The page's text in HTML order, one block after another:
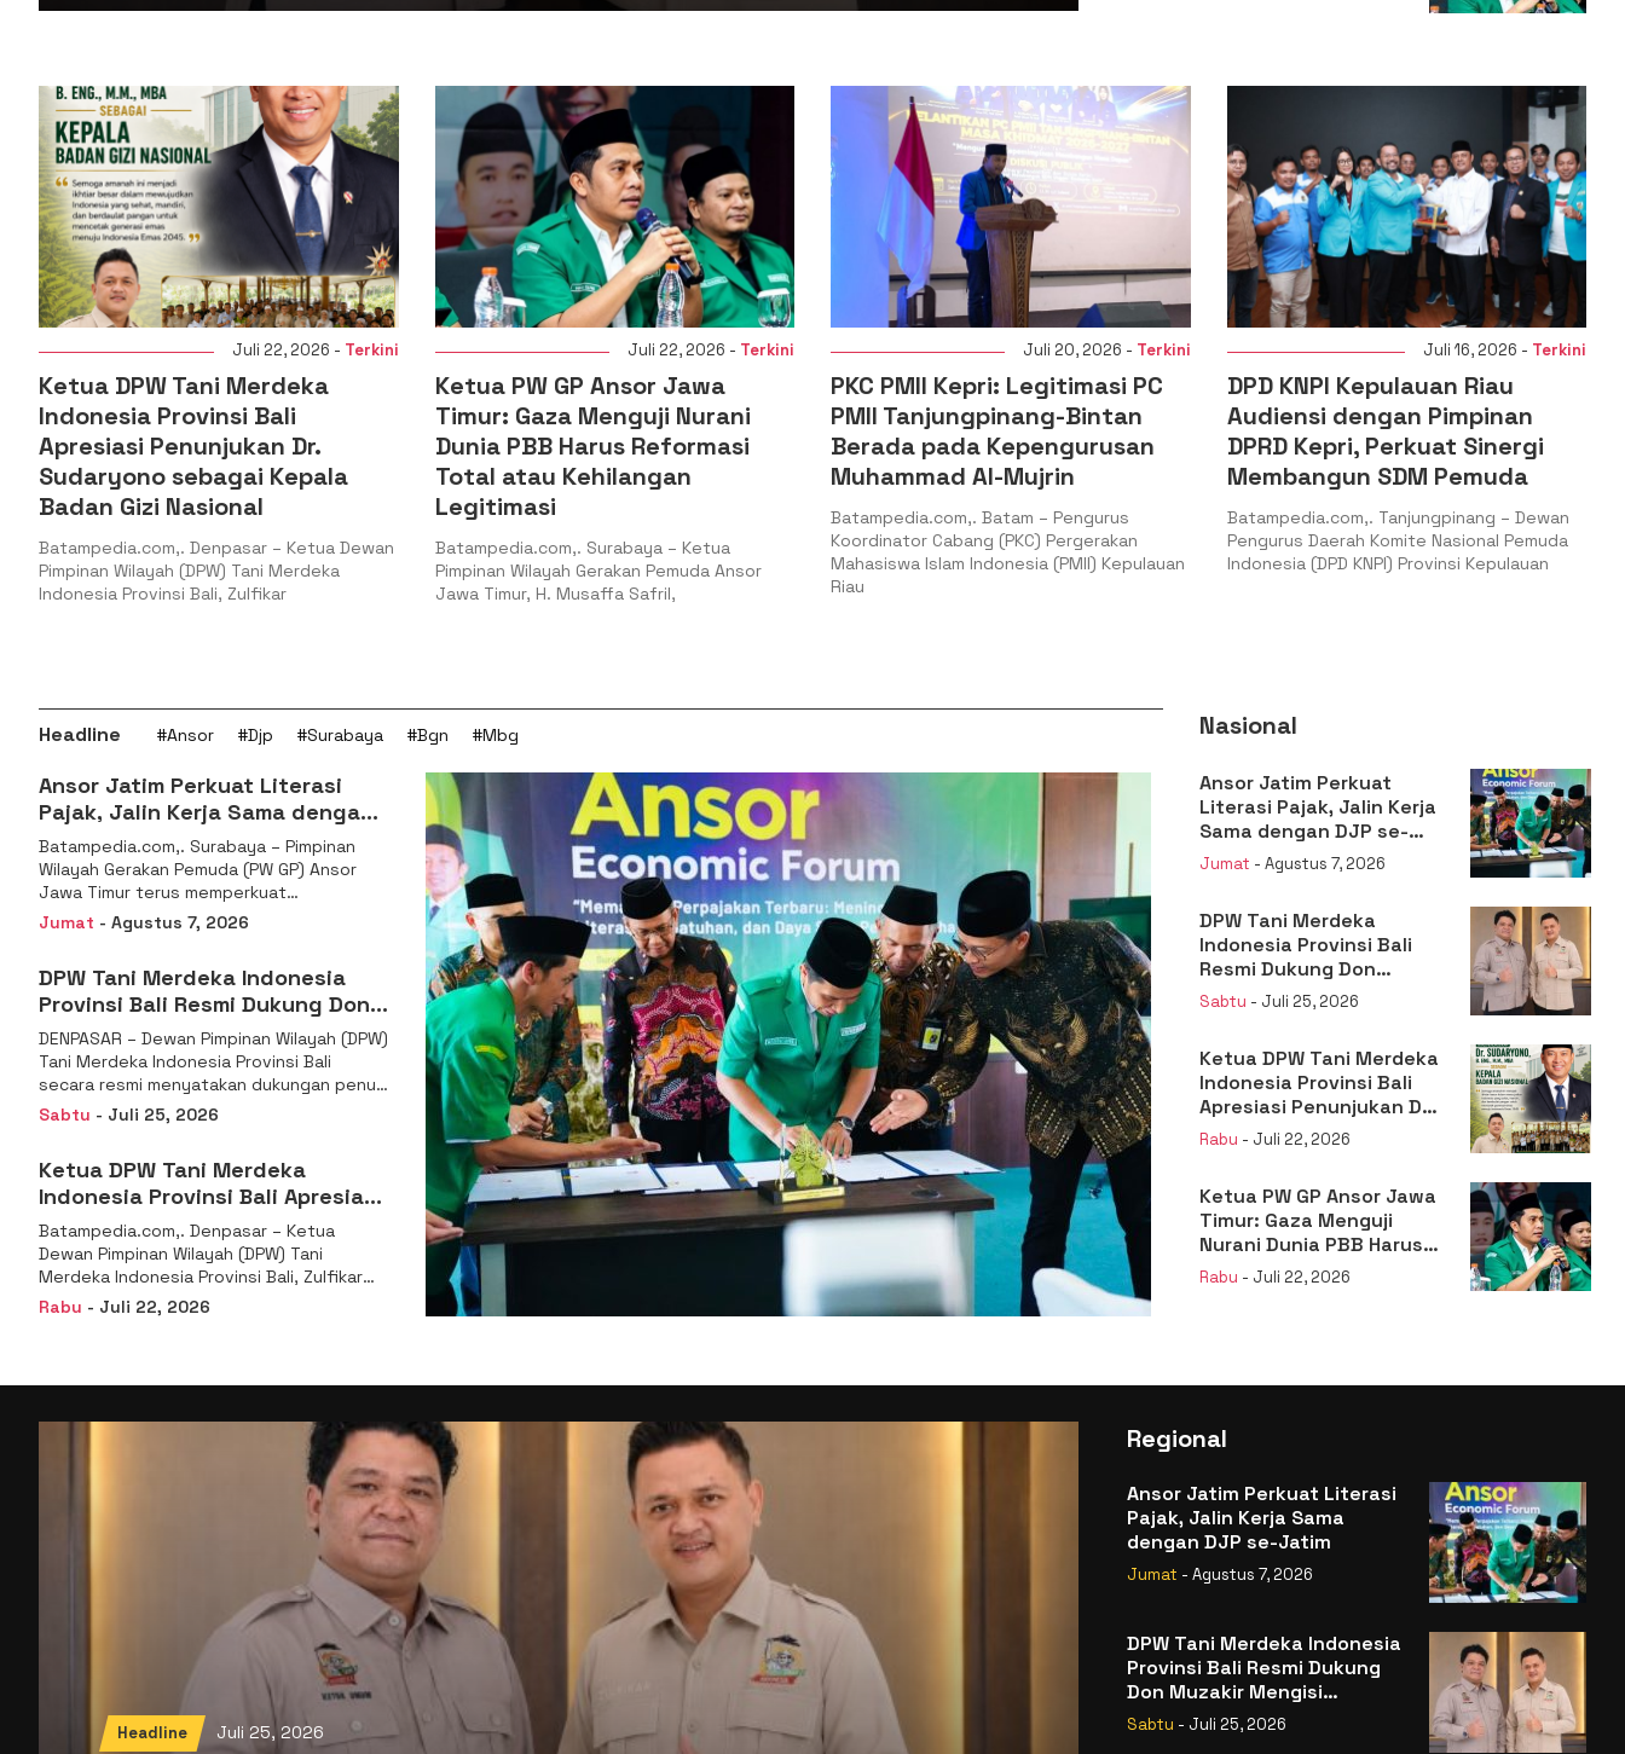
2026 -Terkini
Dr.
– Ketua Dewan
Merdeka
Juli 22, 2026 -Terkini
Ketua PW GP Ansor Jawa
Timur: Gaza Menguji Nurani
Dunia PBB Harus Reformasi
Total atau Kehilangan
Legitimasi
Batampedia.com,. Surabaya – Ketua
Pimpinan Wilayah Gerakan Pemuda Ansor
Jawa Timur, H. Musaffa Safril,
Juli 20, 2026 -Terkini
PKC PMII Kepri: Legitimasi PC
PMII Tanjungpinang-Bintan
Berada pada Kepengurusan
Muhammad Al-Mujrin
Batampedia.com,. Batam – Pengurus
Koordinator Cabang (PKC) Pergerakan
Mahasiswa Islam Indonesia (PMII) Kepulauan
Riau
Juli 16, 2026 -Terkini
DPD KNPI Kepulauan Riau
Audiensi dengan Pimpinan
DPRD Kepri, Perkuat Sinergi
Membangun SDM Pemuda
Batampedia.com,. Tanjungpinang – Dewan
Pengurus Daerah Komite Nasional Pemuda
Indonesia (DPD KNPI) Provinsi Kepulauan
Juli 15,
DPD JAGATARA
Utara kolaborasi
PERWAKU Gelar
Pohon Produktif
Konservasi Alam
Batampedia.com,. Medan –
memperingati Hari Konservasi
Headline #Ansor #Djp #Surabaya #Bgn #Mbg
Ansor Jatim Perkuat Literasi
Pajak, Jalin Kerja Sama dengan
DJP se-Jatim
Batampedia.com,. Surabaya – Pimpinan
Wilayah Gerakan Pemuda (PW GP) Ansor
Jawa Timur terus memperkuat
komitmennya dalam membangun
kemandirian ekonomi
Jumat - Agustus 7, 2026
DPW Tani Merdeka Indonesia
Provinsi Bali Resmi Dukung Don
Muzakir Mengisi Jabatan Wakil
Menteri Pertanian RI
DENPASAR – Dewan Pimpinan Wilayah (DPW)
Tani Merdeka Indonesia Provinsi Bali
secara resmi menyatakan dukungan penuh
kepada Ketua Umum
Sabtu - Juli 25, 2026
Ketua DPW Tani Merdeka
Indonesia Provinsi Bali Apresiasi
Penunjukan Dr. Sudaryono
sebagai Kepala Badan Gizi
Nasional
Batampedia.com,. Denpasar – Ketua
Dewan Pimpinan Wilayah (DPW) Tani
Merdeka Indonesia Provinsi Bali, Zulfikar
Wijaya, S.E., menyampaikan ucapan
Rabu - Juli 22, 2026
Nasional
Ansor Jatim Perkuat
Literasi Pajak, Jalin Kerja
Sama dengan DJP se-
Jatim
Jumat - Agustus 7, 2026
DPW Tani Merdeka
Indonesia Provinsi Bali
Resmi Dukung Don
Muzakir Mengisi Jabatan
Wakil Menteri Pertanian
Sabtu - Juli 25, 2026
Ketua DPW Tani Merdeka
Indonesia Provinsi Bali
Apresiasi Penunjukan Dr.
Sudaryono sebagai
Kepala Badan Gizi
Rabu - Juli 22, 2026
Ketua PW GP Ansor Jawa
Timur: Gaza Menguji
Nurani Dunia PBB Harus
Reformasi Total atau
Kehilangan Legitimasi
Rabu - Juli 22, 2026
Headline Juli 25, 2026
Regional
Ansor Jatim Perkuat Literasi
Pajak, Jalin Kerja Sama
dengan DJP se-Jatim
Jumat - Agustus 7, 2026
DPW Tani Merdeka Indonesia
Provinsi Bali Resmi Dukung
Don Muzakir Mengisi
Jabatan Wakil Menteri
Pertanian RI
Sabtu - Juli 25, 2026